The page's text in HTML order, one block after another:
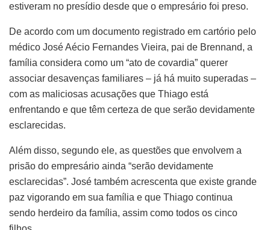
estiveram no presídio desde que o empresário foi preso.
De acordo com um documento registrado em cartório pelo
médico José Aécio Fernandes Vieira, pai de Brennand, a
família considera como um “ato de covardia” querer
associar desavenças familiares – já há muito superadas –
com as maliciosas acusações que Thiago está
enfrentando e que têm certeza de que serão devidamente
esclarecidas.
Além disso, segundo ele, as questões que envolvem a
prisão do empresário ainda “serão devidamente
esclarecidas”. José também acrescenta que existe grande
paz vigorando em sua família e que Thiago continua
sendo herdeiro da família, assim como todos os cinco